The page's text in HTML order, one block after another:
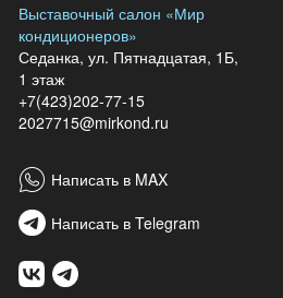
Выставочный салон «Мир
кондиционеров»
Седанка, ул. Пятнадцатая, 1Б,
1 этаж
+7(423)202-77-15
2027715@mirkond.ru
Написать в MAX
Написать в Telegram